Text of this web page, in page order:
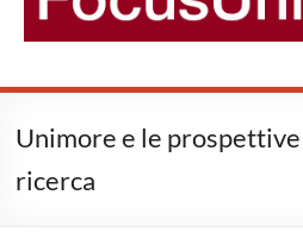
Unimore e le
ricerca